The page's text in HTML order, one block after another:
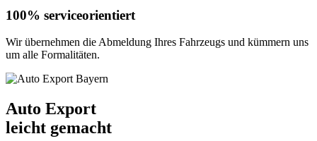
100% serviceorientiert
Wir übernehmen die Abmeldung Ihres Fahrzeugs und kümmern uns
um alle Formalitäten.
Auto Export
leicht gemacht